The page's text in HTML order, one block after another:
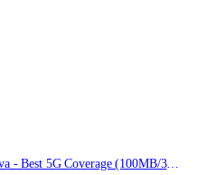
🎁 $0.55 + VPN | [5G] Orange Moldova - Best 5G Coverage (100MB/30Days) - Black route